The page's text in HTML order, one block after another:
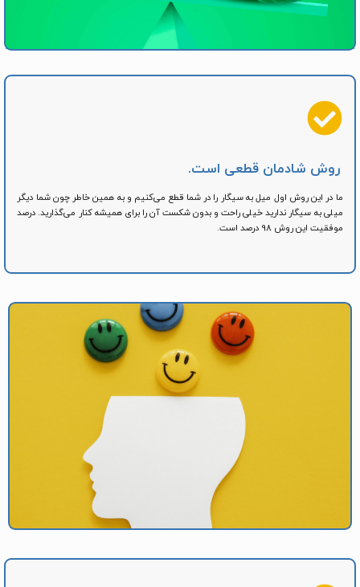
روش شادمان قطعی است.​
ما در این روش اول میل به سیگار را در شما قطع می‌کنیم و به همین خاطر چون شما دیگر
میلی به سیگار ندارید خیلی راحت و بدون شکست آن را برای همیشه کنار می‌گذارید. درصد
موفقیت این روش 98 درصد است.